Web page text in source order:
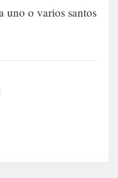
uno o varios santos